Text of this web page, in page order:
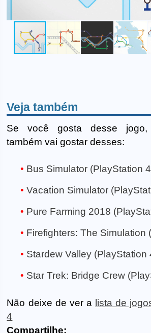
Veja também
Se você gosta desse jogo,
também vai gostar desses:
Bus Simulator (PlayStation
Vacation Simulator
Pure Farming 2018
Firefighters: The Simulation
Stardew Valley (PlayStation
Star Trek: Bridge Crew
Não deixe de ver a lista de
4
Compartilhe: